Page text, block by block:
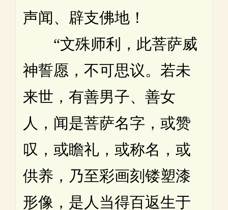
声闻、辟支佛地！
“文殊师利，此菩萨威
神誓愿，不可思议。若未
来世，有善男子、善女
人，闻是菩萨名字，或赞
叹，或瞻礼，或称名，或
供养，乃至彩画刻镂塑漆
形像，是人当得百返生于